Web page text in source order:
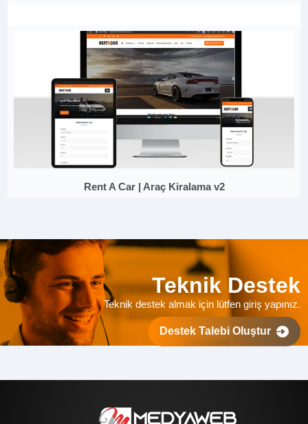
Rent A Car | Araç Kiralama v2
Teknik Destek
Teknik destek almak için lütfen giriş yapınız.
Destek Talebi Oluştur